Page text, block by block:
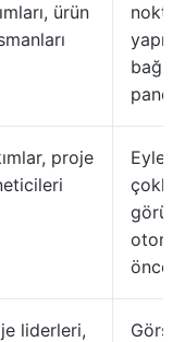
ürün
pano
proje
çoklu
liderleri,